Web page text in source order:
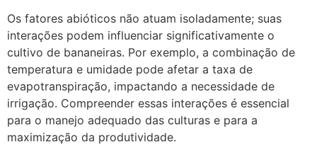
Os fatores abióticos não atuam isoladamente; suas
interações podem influenciar significativamente o
cultivo de bananeiras. Por exemplo, a combinação de
temperatura e umidade pode afetar a taxa de
evapotranspiração, impactando a necessidade de
irrigação. Compreender essas interações é essencial
para o manejo adequado das culturas e para a
maximização da produtividade.